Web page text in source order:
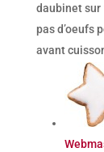
daubinet sur
pas d’oeufs
avant